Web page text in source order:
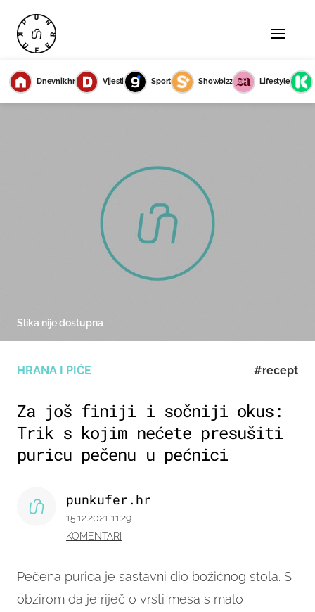
Dnevnik.hr Vijesti Sport Showbizz Lifestyle
HRANA I PIĆE #recept
Za još finiji i sočniji okus:
Trik s kojim nećete presušiti
puricu pečenu u pećnici
Pečena purica je sastavni dio božićnog stola. S
obzirom da je riječ o vrsti mesa s malo
punkufer.hr
15.12.2021 11:29
KOMENTARI
Slika nije dostupna